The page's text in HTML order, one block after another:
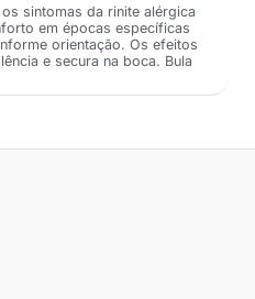
sintomas da rinite alérgica
em épocas específicas
orientação. Os efeitos
e secura na boca. Bula